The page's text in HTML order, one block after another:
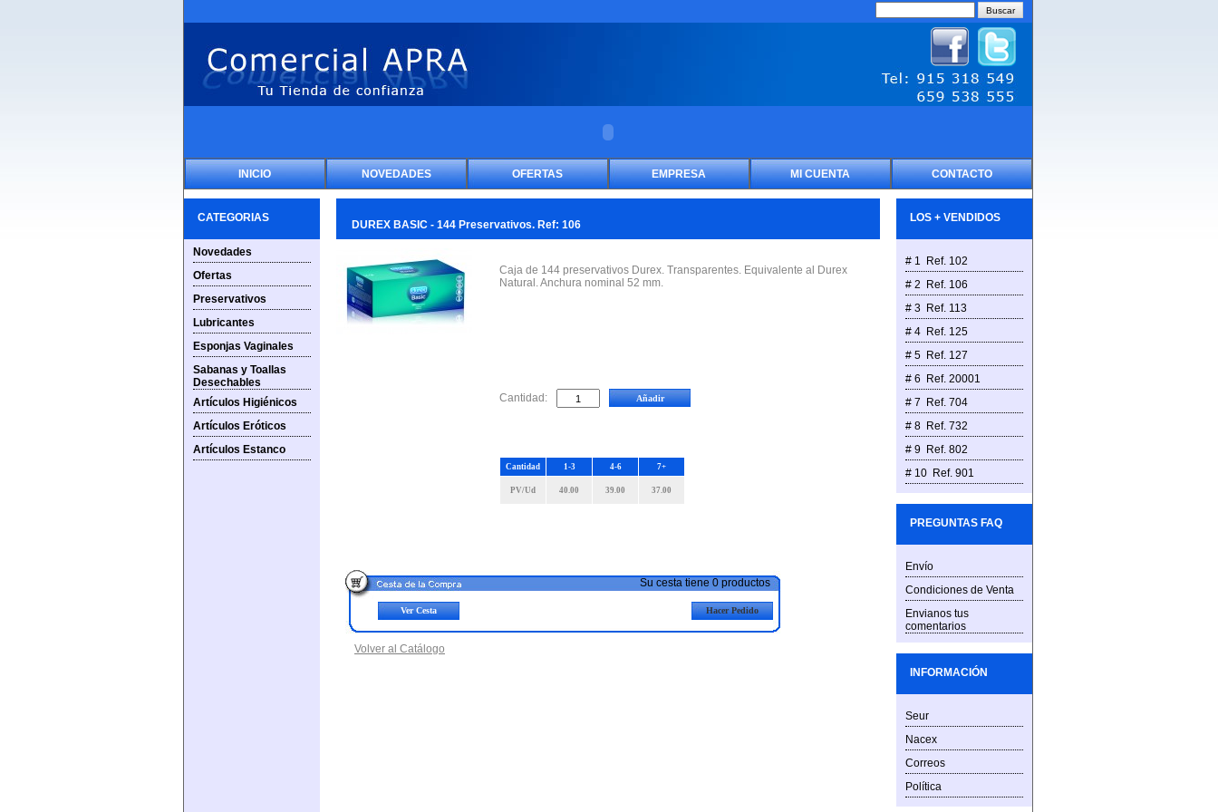
INICIO NOVEDADES OFERTAS EMPRESA MI CUENTA CONTACTO
CATEGORIAS
Novedades
Ofertas
Preservativos
Lubricantes
Esponjas Vaginales
Sabanas y Toallas
Desechables
Artículos Higiénicos
Artículos Eróticos
Artículos Estanco
LOS + VENDIDOS
# 1 Ref. 102
# 2 Ref. 106
# 3 Ref. 113
# 4 Ref. 125
# 5 Ref. 127
# 6 Ref. 20001
# 7 Ref. 704
# 8 Ref. 732
# 9 Ref. 802
# 10 Ref. 901
PREGUNTAS FAQ
Envío
Condiciones de Venta
Envianos tus
comentarios
INFORMACIÓN
Seur
Nacex
Correos
Política
DUREX BASIC - 144 Preservativos. Ref: 106
Caja de 144 preservativos Durex. Transparentes. Equivalente al Durex
Natural. Anchura nominal 52 mm.
Cantidad 1-3 4-6 7+
PV/Ud 40.00 39.00 37.00
Cantidad:
Su cesta tiene 0 productos
Ver Cesta Hacer Pedido
Volver al Catálogo